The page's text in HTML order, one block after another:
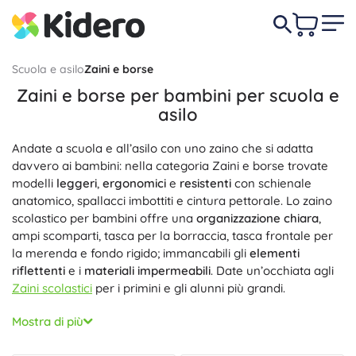
Scuola e asiloZaini e borse
Zaini e borse per bambini per scuola e
asilo
Andate a scuola e all’asilo con uno zaino che si adatta
davvero ai bambini: nella categoria Zaini e borse trovate
modelli leggeri, ergonomici e resistenti con schienale
anatomico, spallacci imbottiti e cintura pettorale. Lo zaino
scolastico per bambini offre una organizzazione chiara,
ampi scomparti, tasca per la borraccia, tasca frontale per
la merenda e fondo rigido; immancabili gli elementi
riflettenti e i materiali impermeabili. Date un’occhiata agli
Zaini scolastici per i primini e gli alunni più grandi.
Per i più piccoli ci sono zainetti per l’asilo e le gite con
enfasi su peso ridotto
Mostra di più